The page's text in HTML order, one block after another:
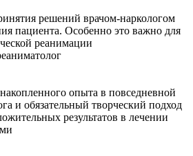
решений врачом-наркологом
пациента. Особенно это важно для
реанимации
опыта в повседневной
и обязательный творческий подход
результатов в лечении